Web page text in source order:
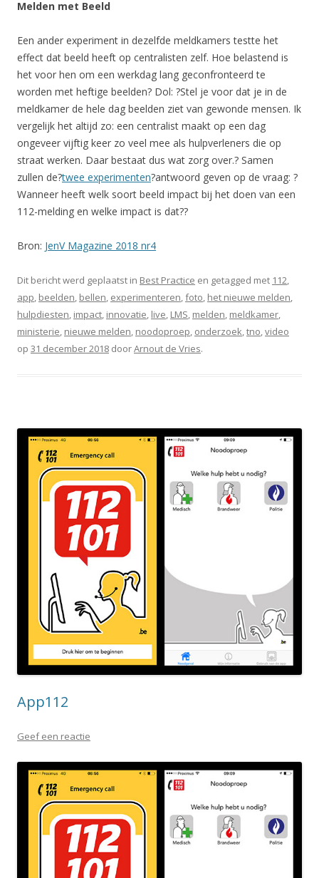
Melden met Beeld
Een ander experiment in dezelfde meldkamers testte het
effect dat beeld heeft op centralisten zelf. Hoe belastend is
het voor hen om een werkdag lang geconfronteerd te
worden met heftige beelden? Dol: ?Stel je voor dat je in de
meldkamer de hele dag beelden ziet van gewonde mensen. Ik
vergelijk het altijd zo: een centralist maakt op een dag
ongeveer vijftig keer zo veel mee als hulpverleners die op
straat werken. Daar bestaat dus wat zorg over.? Samen
zullen de?twee experimenten?antwoord geven op de vraag: ?
Wanneer heeft welk soort beeld impact bij het doen van een
112-melding en welke impact is dat??
Bron: JenV Magazine 2018 nr4
Dit bericht werd geplaatst in Best Practice en getagged met 112,
app, beelden, bellen, experimenteren,foto, het nieuwe melden,
hulpdiesten, impact, innovatie, live, LMS, melden, meldkamer,
ministerie, nieuwe melden, noodoproep, onderzoek,tno,video
op 31 december 2018 doorArnout de Vries.
App112
Geef een reactie